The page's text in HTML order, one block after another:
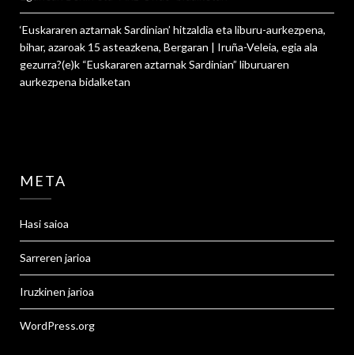
‘Euskararen aztarnak Sardinian’ hitzaldia eta liburu-aurkezpena,
bihar, azaroak 15 asteazkena, Bergaran | Iruña-Veleia, egia ala
gezurra?(e)k “Euskararen aztarnak Sardinian” liburuaren
aurkezpena bidalketan
META
Hasi saioa
Sarreren jarioa
Iruzkinen jarioa
WordPress.org